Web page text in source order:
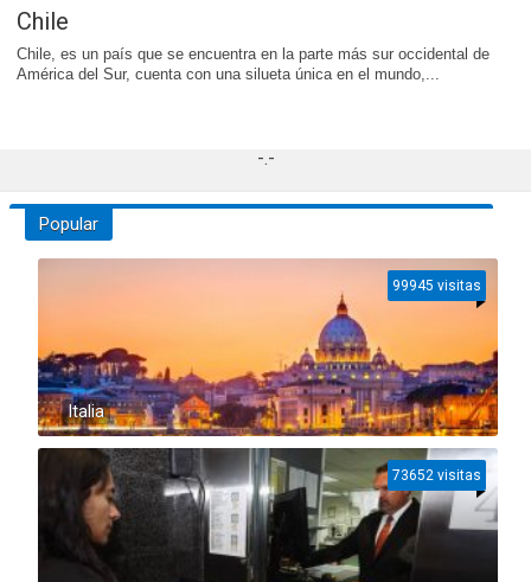
Chile
Chile, es un país que se encuentra en la parte más sur occidental de
América del Sur, cuenta con una silueta única en el mundo,...
-.-
Popular
Italia
99945 visitas
73652 visitas